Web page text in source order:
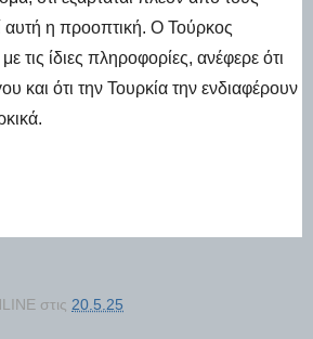
αυτή η προοπτική. Ο Τούρκος
τις ίδιες πληροφορίες, ανέφερε ότι
και ότι την Τουρκία την ενδιαφέρουν
στις 20.5.25